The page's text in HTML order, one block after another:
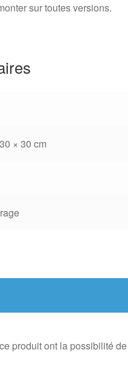
sur toutes versions.
× 30 cm
produit ont la possibilité de